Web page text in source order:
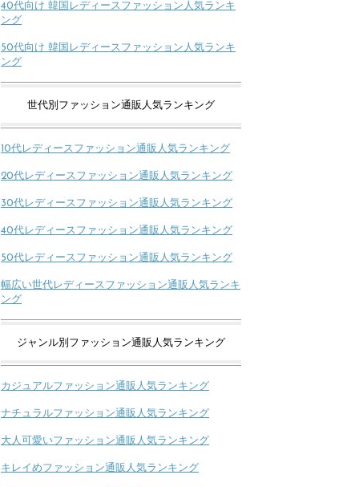
40代向け 韓国レディースファッション人気ランキ
ング
50代向け 韓国レディースファッション人気ランキ
ング
世代別ファッション通販人気ランキング
10代レディースファッション通販人気ランキング
20代レディースファッション通販人気ランキング
30代レディースファッション通販人気ランキング
40代レディースファッション通販人気ランキング
50代レディースファッション通販人気ランキング
幅広い世代レディースファッション通販人気ランキ
ング
ジャンル別ファッション通販人気ランキング
カジュアルファッション通販人気ランキング
ナチュラルファッション通販人気ランキング
大人可愛いファッション通販人気ランキング
キレイめファッション通販人気ランキング